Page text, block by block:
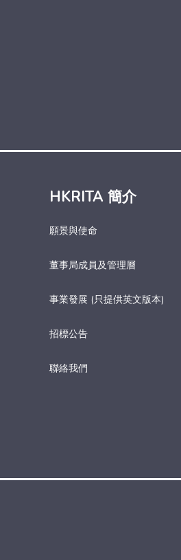
HKRITA 簡介
願景與使命
董事局成員及管理層
事業發展 (只提供英文版本)
招標公告
聯絡我們